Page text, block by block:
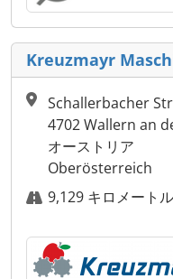
Kreuzmayr
Schallerbacher
4702 Wallern an
オーストリア
Oberösterreich
9,129 キロメートル